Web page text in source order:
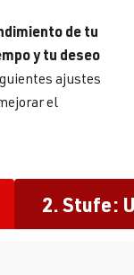
de tu
y tu deseo
ajustes
el
2. Stufe: